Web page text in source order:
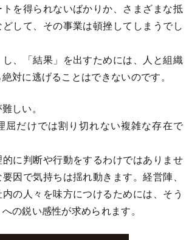
を得られないばかりか、さまざまな抵
して、その事業は頓挫してしまうでし
、「結果」を出すためには、人と組織
対に逃げることはできないのです。
しい。
だけでは割り切れない複雑な存在で
に判断や行動をするわけではありませ
因で気持ちは揺れ動きます。経営陣、
内の人々を味方につけるためには、そう
の鋭い感性が求められます。